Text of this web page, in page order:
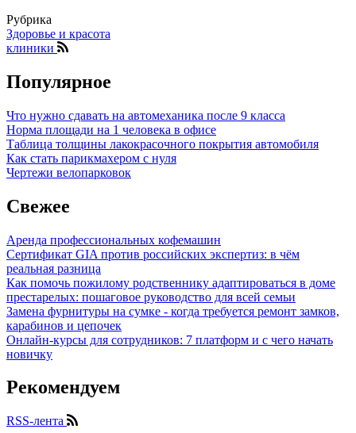
Рубрика
Здоровье и красота
клиники
Популярное
Что нужно сдавать на автомеханика после 9 класса
Норма площади на 1 человека в офисе
Таблица толщины лакокрасочного покрытия автомобиля
Как стать парикмахером с нуля
Чертежи велопарковок
Свежее
Аренда профессиональных кофемашин
Сертификат GIA против российских экспертиз: в чём
реальная разница
Как помочь пожилому родственнику адаптироваться в доме
престарелых: пошаговое руководство для всей семьи
Замена фурнитуры на сумке - когда требуется ремонт замков,
карабинов и цепочек
Онлайн-курсы для сотрудников: 7 платформ и с чего начать
новичку
Рекомендуем
RSS-лента